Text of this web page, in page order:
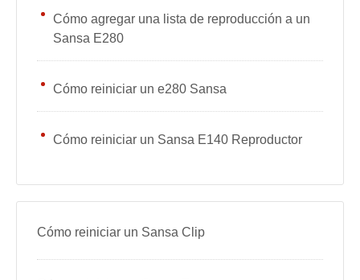
Cómo agregar una lista de reproducción a un
Sansa E280
Cómo reiniciar un e280 Sansa
Cómo reiniciar un Sansa E140 Reproductor
Cómo reiniciar un Sansa Clip